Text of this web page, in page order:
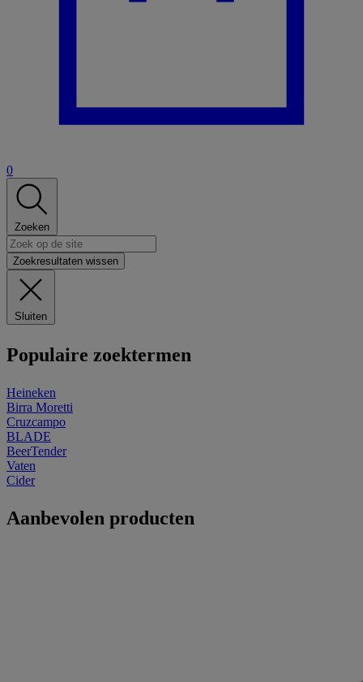
0
Zoeken
Zoekresultaten wissen
Sluiten
Populaire zoektermen
Heineken
Birra Moretti
Cruzcampo
BLADE
BeerTender
Vaten
Cider
Aanbevolen producten